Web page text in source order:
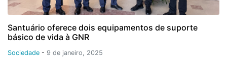
Santuário oferece dois equipamentos de suporte
básico de vida à GNR
Sociedade - 9 de janeiro, 2025